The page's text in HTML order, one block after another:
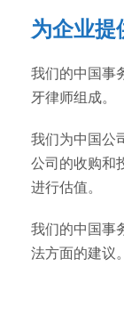
为企业提
我们的中国事
牙律师组成。
我们为中国公
公司的收购和
进行估值。
我们的中国事
法方面的建议。